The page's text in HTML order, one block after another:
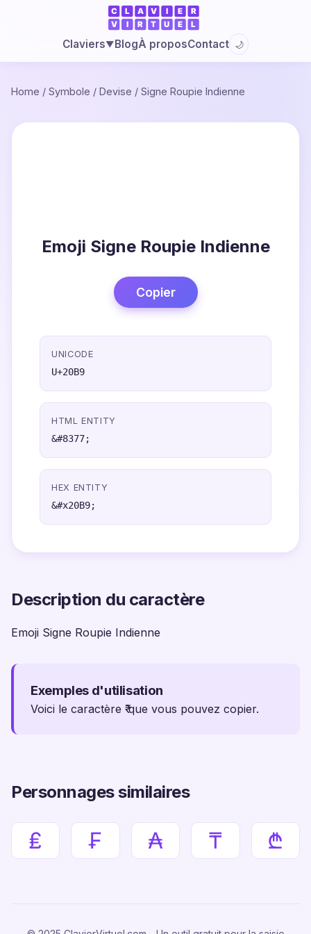
Claviers▼BlogÀ proposContact 🌙
Home / Symbole / Devise / Signe Roupie Indienne
Emoji Signe Roupie Indienne
Copier
UNICODE
U+20B9
HTML ENTITY
&#8377;
HEX ENTITY
&#x20B9;
Description du caractère
Emoji Signe Roupie Indienne
Exemples d'utilisation
Voici le caractère ₹ que vous pouvez copier.
Personnages similaires
₤ ₣ ₳ ₸ ₾